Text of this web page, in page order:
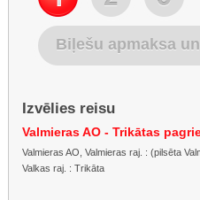
Biļešu apmaksa
Izvēlies reisu
Valmieras AO - Trikātas
Valmieras AO, Valmieras raj. : (pilsēta
Valkas raj. : Trikāta